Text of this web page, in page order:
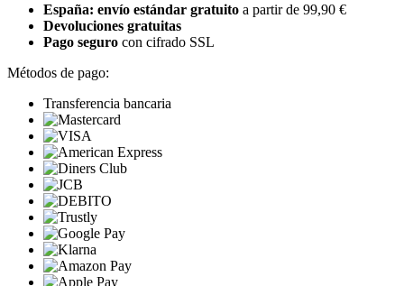
España: envío estándar gratuito a partir de 99,90 €
Devoluciones gratuitas
Pago seguro con cifrado SSL
Métodos de pago:
Transferencia bancaria